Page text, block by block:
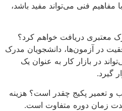
مفاهیم فنی می‌تواند مفید باشد،
معتبری دریافت خواهم کرد؟
در آزمون‌ها، دانشجویان مدرک
در بازار کار به عنوان یک
گیرد.
و تعمیر پکیج چقدر است؟ هزینه
زمان دوره متفاوت است.